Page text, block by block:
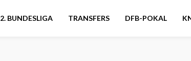
2. BUNDESLIGA TRANSFERS DFB-POKAL